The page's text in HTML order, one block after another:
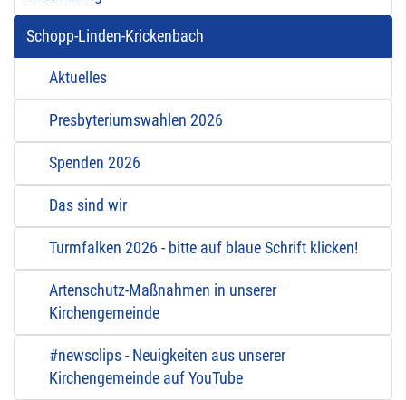
Schopp-Linden-Krickenbach
Aktuelles
Presbyteriumswahlen 2026
Spenden 2026
Das sind wir
Turmfalken 2026 - bitte auf blaue Schrift klicken!
Artenschutz-Maßnahmen in unserer
Kirchengemeinde
#newsclips - Neuigkeiten aus unserer
Kirchengemeinde auf YouTube